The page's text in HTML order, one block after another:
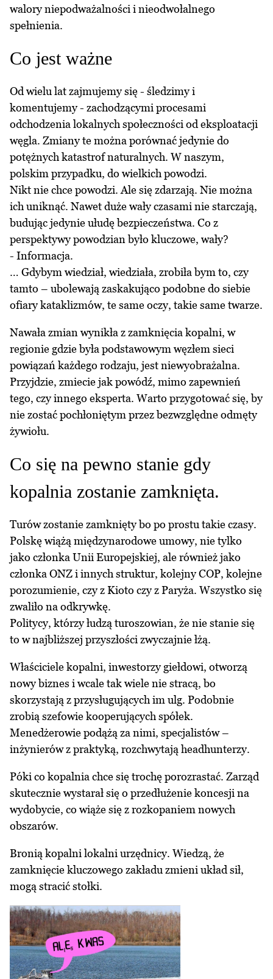
walory niepodważalności i nieodwołalnego
spełnienia.
Co jest ważne
Od wielu lat zajmujemy się - śledzimy i
komentujemy - zachodzącymi procesami
odchodzenia lokalnych społeczności od eksploatacji
węgla. Zmiany te można porównać jedynie do
potężnych katastrof naturalnych. W naszym,
polskim przypadku, do wielkich powodzi.
Nikt nie chce powodzi. Ale się zdarzają. Nie można
ich uniknąć. Nawet duże wały czasami nie starczają,
budując jedynie ułudę bezpieczeństwa. Co z
perspektywy powodzian było kluczowe, wały?
- Informacja.
… Gdybym wiedział, wiedziała, zrobiła bym to, czy
tamto – ubolewają zaskakująco podobne do siebie
ofiary kataklizmów, te same oczy, takie same twarze.
Nawała zmian wynikła z zamknięcia kopalni, w
regionie gdzie była podstawowym węzłem sieci
powiązań każdego rodzaju, jest niewyobrażalna.
Przyjdzie, zmiecie jak powódź, mimo zapewnień
tego, czy innego eksperta. Warto przygotować się, by
nie zostać pochłoniętym przez bezwzględne odmęty
żywiołu.
Co się na pewno stanie gdy
kopalnia zostanie zamknięta.
Turów zostanie zamknięty bo po prostu takie czasy.
Polskę wiążą międzynarodowe umowy, nie tylko
jako członka Unii Europejskiej, ale również jako
członka ONZ i innych struktur, kolejny COP, kolejne
porozumienie, czy z Kioto czy z Paryża. Wszystko się
zwaliło na odkrywkę.
Politycy, którzy łudzą turoszowian, że nie stanie się
to w najbliższej przyszłości zwyczajnie łżą.
Właściciele kopalni, inwestorzy giełdowi, otworzą
nowy biznes i wcale tak wiele nie stracą, bo
skorzystają z przysługujących im ulg. Podobnie
zrobią szefowie kooperujących spółek.
Menedżerowie podążą za nimi, specjalistów –
inżynierów z praktyką, rozchwytają headhunterzy.
Póki co kopalnia chce się trochę porozrastać. Zarząd
skutecznie wystarał się o przedłużenie koncesji na
wydobycie, co wiąże się z rozkopaniem nowych
obszarów.
Bronią kopalni lokalni urzędnicy. Wiedzą, że
zamknięcie kluczowego zakładu zmieni układ sił,
mogą stracić stołki.